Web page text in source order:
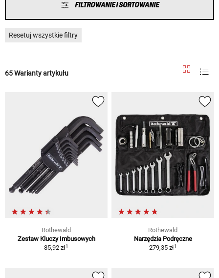
FILTROWANIE I SORTOWANIE
Resetuj wszystkie filtry
65 Warianty artykułu
Rothewald
Zestaw Kluczy Imbusowych
85,92 zł1
Rothewald
Narzędzia Podręczne
279,35 zł1